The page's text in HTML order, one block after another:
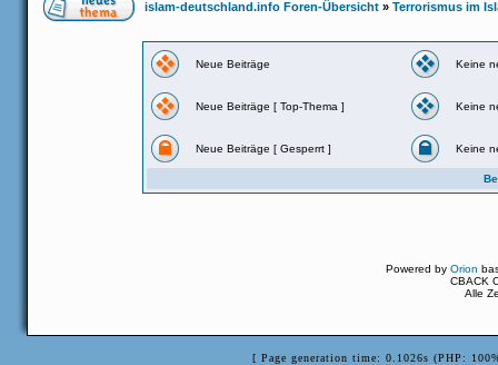
islam-deutschland.info Foren-Übersicht » Terrorismus im
Neue Beiträge Keine
Neue Beiträge [ Top-Thema ] Keine
Neue Beiträge [ Gesperrt ] Keine
Powered byOrion
CBACK
Alle
[ Page generation time: 0.1026s (PHP: